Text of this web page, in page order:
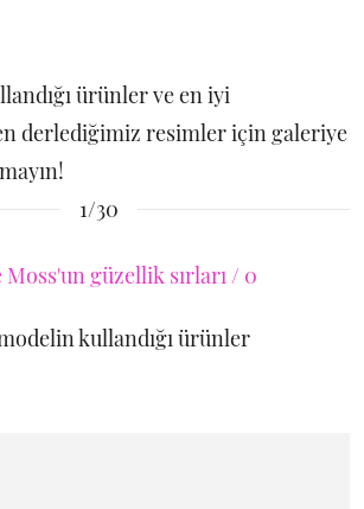
ürünler ve en iyi
derlediğimiz resimler için galeriye
1/30
kullandığı ürünler